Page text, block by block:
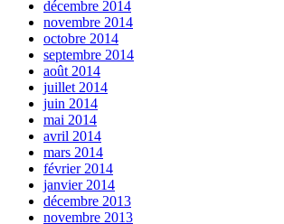
décembre 2014
novembre 2014
octobre 2014
septembre 2014
août 2014
juillet 2014
juin 2014
mai 2014
avril 2014
mars 2014
février 2014
janvier 2014
décembre 2013
novembre 2013